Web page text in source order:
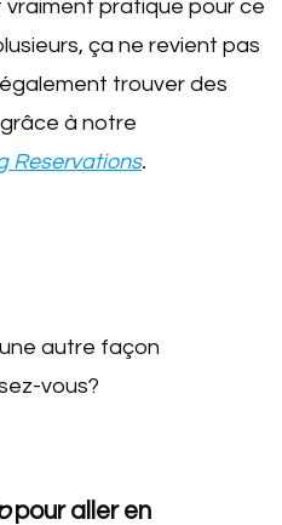
vraiment pratique pour ce
ça ne revient pas
trouver des
à notre
Reservations.
autre façon
vous?
pour aller en